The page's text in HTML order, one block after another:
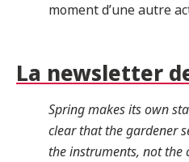
moment d’une autre
La newsletter
Spring makes its own
clear that the gardener
the instruments, not the